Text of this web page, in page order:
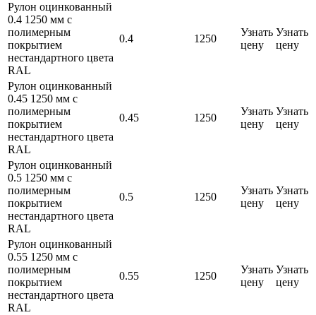
Рулон оцинкованный
0.4 1250 мм с
полимерным
покрытием
нестандартного цвета
RAL
0.4 1250
Узнать
цену
Узнать
цену
Рулон оцинкованный
0.45 1250 мм с
полимерным
покрытием
нестандартного цвета
RAL
0.45 1250
Узнать
цену
Узнать
цену
Рулон оцинкованный
0.5 1250 мм с
полимерным
покрытием
нестандартного цвета
RAL
0.5 1250
Узнать
цену
Узнать
цену
Рулон оцинкованный
0.55 1250 мм с
полимерным
покрытием
нестандартного цвета
RAL
0.55 1250
Узнать
цену
Узнать
цену